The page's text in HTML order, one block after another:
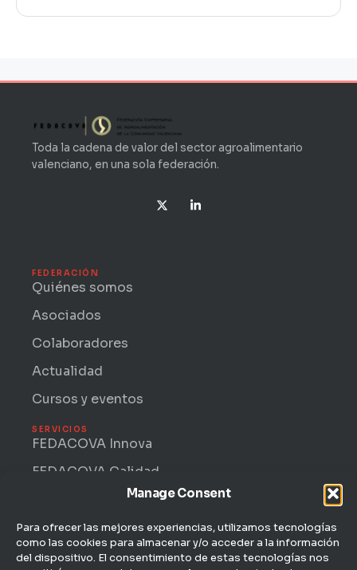
Manage Consent
Para ofrecer las mejores experiencias, utilizamos tecnologías
como las cookies para almacenar y/o acceder a la información
del dispositivo. El consentimiento de estas tecnologías nos
Toda la cadena de valor del sector agroalimentario
valenciano, en una sola federación.
X
- i
FEDERACIÓN
Quiénes somos
Asociados
Colaboradores
Actualidad
Cursos y eventos
SERVICIOS
FEDACOVA Innova
FEDACOVA Calidad
Internacional · ENTRII
FEDACOVA Informa
Jurídico Laboral